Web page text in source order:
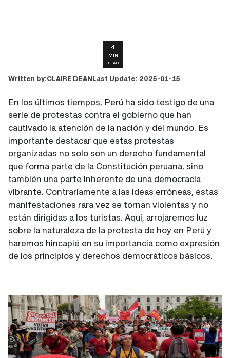
4
MIN
READ
Written by:CLAIRE DEANLast Update: 2025-01-15
En los últimos tiempos, Perú ha sido testigo de una
serie de protestas contra el gobierno que han
cautivado la atención de la nación y del mundo. Es
importante destacar que estas protestas
organizadas no solo son un derecho fundamental
que forma parte de la Constitución peruana, sino
también una parte inherente de una democracia
vibrante. Contrariamente a las ideas erróneas, estas
manifestaciones rara vez se tornan violentas y no
están dirigidas a los turistas. Aquí, arrojaremos luz
sobre la naturaleza de la protesta de hoy en Perú y
haremos hincapié en su importancia como expresión
de los principios y derechos democráticos básicos.